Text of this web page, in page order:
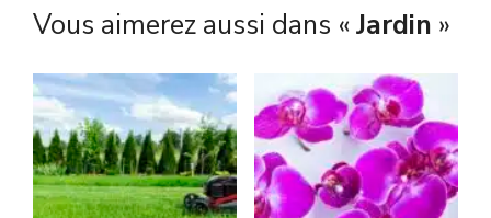
Vous aimerez aussi dans « Jardin »